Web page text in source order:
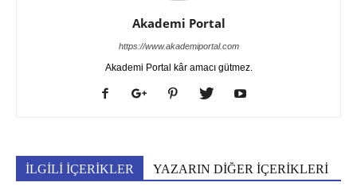
Akademi Portal
https://www.akademiportal.com
Akademi Portal kâr amacı gütmez.
İLGİLİ İÇERİKLER YAZARIN DİĞER İÇERİKLERİ